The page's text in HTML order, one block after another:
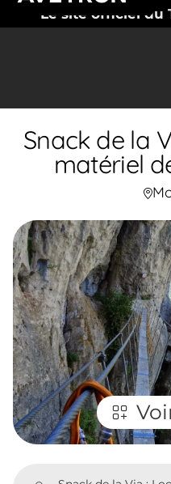
Le site officiel du
Snack de la
matériel